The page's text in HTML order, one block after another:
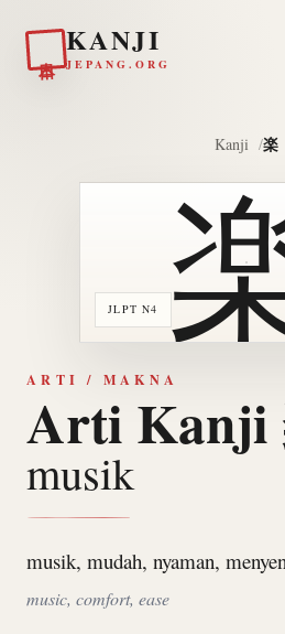
KANJI
JEPANG.ORG
Kanji 楽
JLPT N4
ARTI / MAKNA
Arti Kanji
musik
musik, mudah, nyaman,
music, comfort, ease